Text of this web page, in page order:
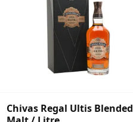
Chivas Regal Ultis Blended